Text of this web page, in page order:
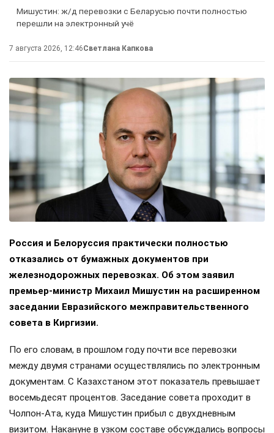
Мишустин: ж/д перевозки с Беларусью почти полностью
перешли на электронный учё
7 августа 2026, 12:46Светлана Капкова
Россия и Белоруссия практически полностью
отказались от бумажных документов при
железнодорожных перевозках. Об этом заявил
премьер-министр Михаил Мишустин на расширенном
заседании Евразийского межправительственного
совета в Киргизии.
По его словам, в прошлом году почти все перевозки
между двумя странами осуществлялись по электронным
документам. С Казахстаном этот показатель превышает
восемьдесят процентов. Заседание совета проходит в
Чолпон-Ата, куда Мишустин прибыл с двухдневным
визитом. Накануне в узком составе обсуждались вопросы